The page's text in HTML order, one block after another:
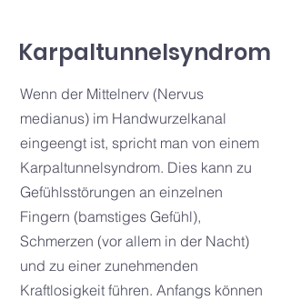
Karpaltunnelsyndrom
Wenn der Mittelnerv (Nervus
medianus) im Handwurzelkanal
eingeengt ist, spricht man von einem
Karpaltunnelsyndrom. Dies kann zu
Gefühlsstörungen an einzelnen
Fingern (bamstiges Gefühl),
Schmerzen (vor allem in der Nacht)
und zu einer zunehmenden
Kraftlosigkeit führen. Anfangs können